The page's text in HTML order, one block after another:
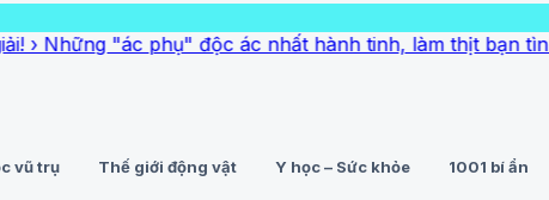
"ác phụ" độc ác nhất hành tinh, làm thịt bạn tình sau
vũ trụ Thế giới động vật Y học – Sức khỏe 1001 bí ẩn